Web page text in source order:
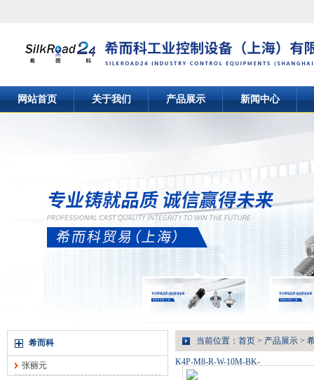
网站首页 关于我们 产品展示 新闻中心
希而科
张丽元
当前位置： 首页 > 产品展示 >
K4P-M8-R-W-10M-BK-